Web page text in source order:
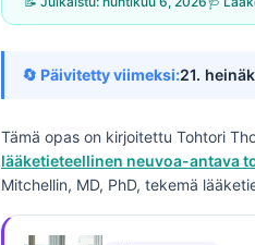
🔄 Päivitetty viimeksi:21.
Tämä opas on kirjoitettu Tohtori
lääketieteellinen neuvoa-antava
Mitchellin, MD, PhD, tekemä